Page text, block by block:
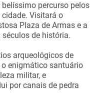
percurso pelos
Visitará o
Plaza de Armas e a
de história.
arqueológicos de
enigmático santuário
militar, e
por canais de pedra